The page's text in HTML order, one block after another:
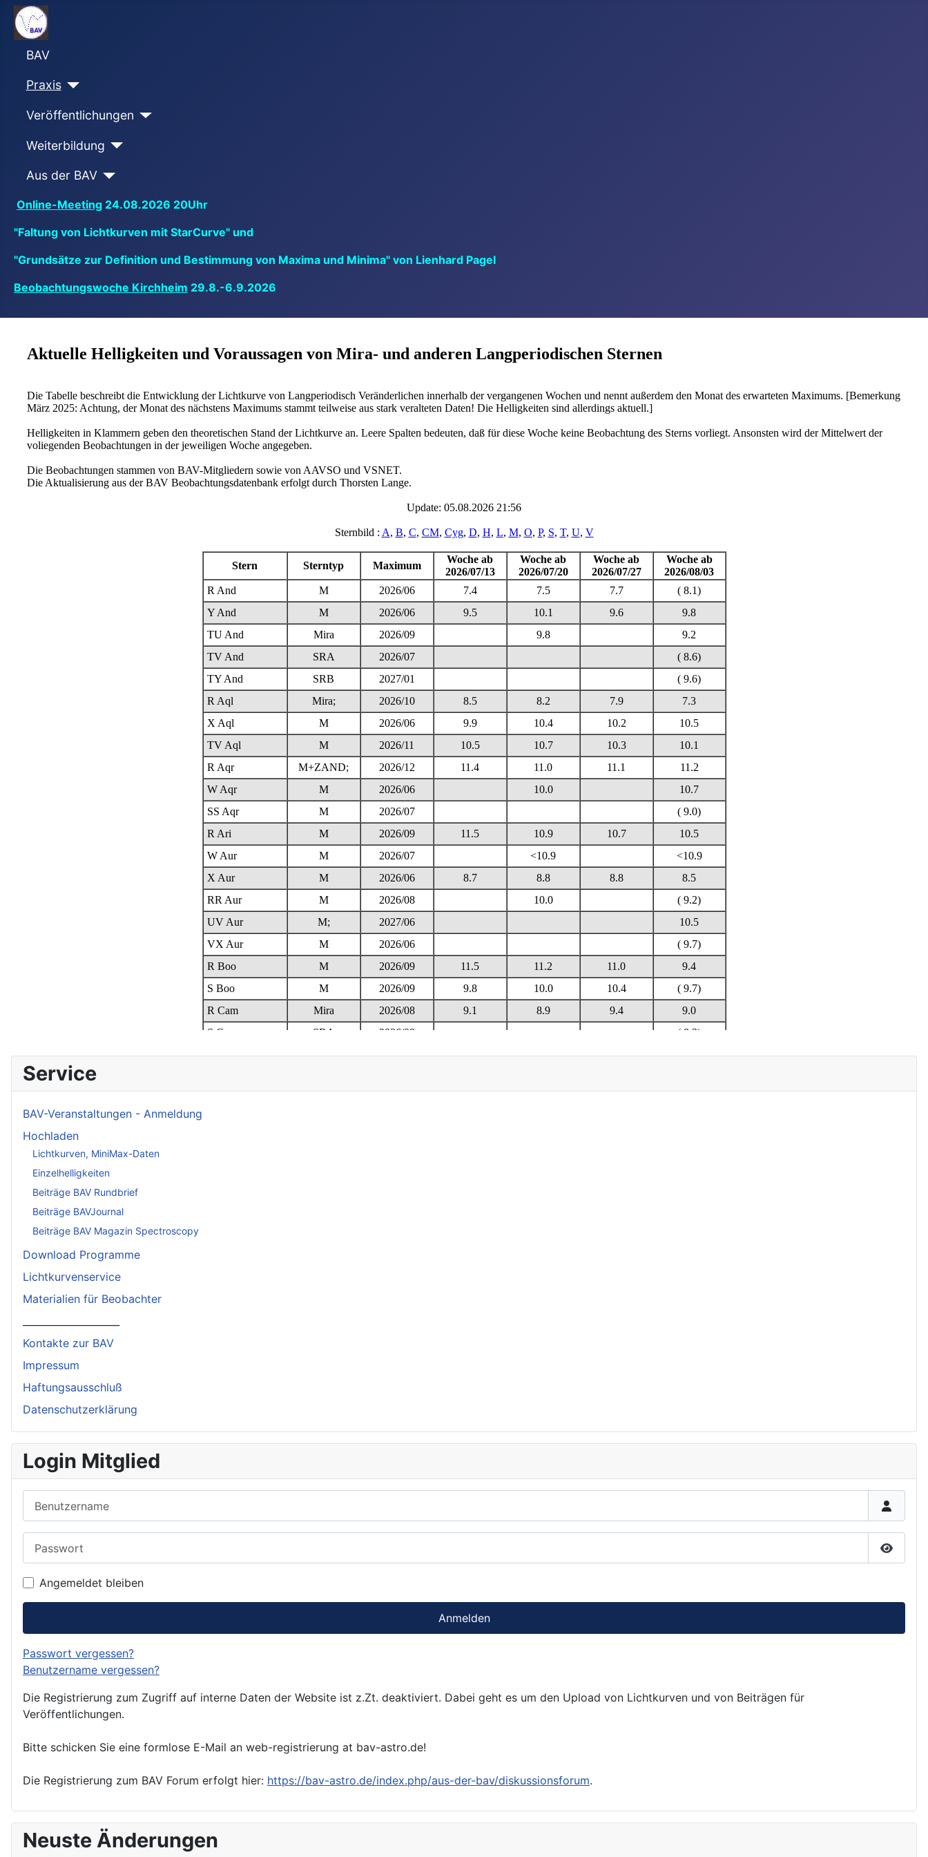
BAV
Praxis
Veröffentlichungen
Weiterbildung
Aus der BAV
Online-Meeting 24.08.2026 20Uhr
"Faltung von Lichtkurven mit StarCurve" und
"Grundsätze zur Definition und Bestimmung von Maxima und Minima" von Lienhard Pagel
Beobachtungswoche Kirchheim 29.8.-6.9.2026
Service
BAV-Veranstaltungen - Anmeldung
Hochladen
Lichtkurven, MiniMax-Daten
Einzelhelligkeiten
Beiträge BAV Rundbrief
Beiträge BAVJournal
Beiträge BAV Magazin Spectroscopy
Download Programme
Lichtkurvenservice
Materialien für Beobachter
Kontakte zur BAV
Impressum
Haftungsausschluß
Datenschutzerklärung
Login Mitglied
Angemeldet bleiben
Anmelden
Passwort vergessen?
Benutzername vergessen?
Die Registrierung zum Zugriff auf interne Daten der Website ist z.Zt. deaktiviert. Dabei geht es um den Upload von Lichtkurven und von Beiträgen für
Veröffentlichungen.
Bitte schicken Sie eine formlose E-Mail an web-registrierung at bav-astro.de!
Die Registrierung zum BAV Forum erfolgt hier: https://bav-astro.de/index.php/aus-der-bav/diskussionsforum.
Neuste Änderungen